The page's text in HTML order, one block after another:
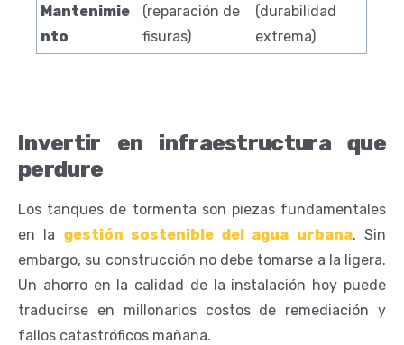
Mantenimie
nto
(reparación de
fisuras)
(durabilidad
extrema)
Invertir en infraestructura que
perdure
Los tanques de tormenta son piezas fundamentales
en la gestión sostenible del agua urbana. Sin
embargo, su construcción no debe tomarse a la ligera.
Un ahorro en la calidad de la instalación hoy puede
traducirse en millonarios costos de remediación y
fallos catastróficos mañana.